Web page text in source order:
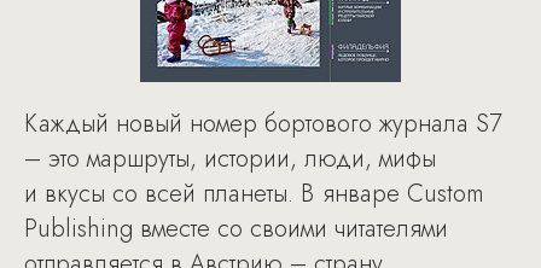
Каждый новый номер бортового журнала S7
– это маршруты, истории, люди, мифы
и вкусы со всей планеты. В январе Custom
Publishing вместе со своими читателями